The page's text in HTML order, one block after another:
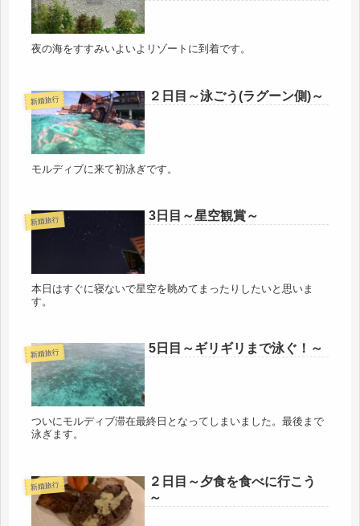
夜の海をすすみいよいよリゾートに到着です。
新婚旅行 ２日目～泳ごう(ラグーン側)～
モルディブに来て初泳ぎです。
新婚旅行 3日目～星空観賞～
本日はすぐに寝ないで星空を眺めてまったりしたいと思いま
す。
新婚旅行 5日目～ギリギリまで泳ぐ！～
ついにモルディブ滞在最終日となってしまいました。最後まで
泳ぎます。
新婚旅行
２日目～夕食を食べに行こう
～